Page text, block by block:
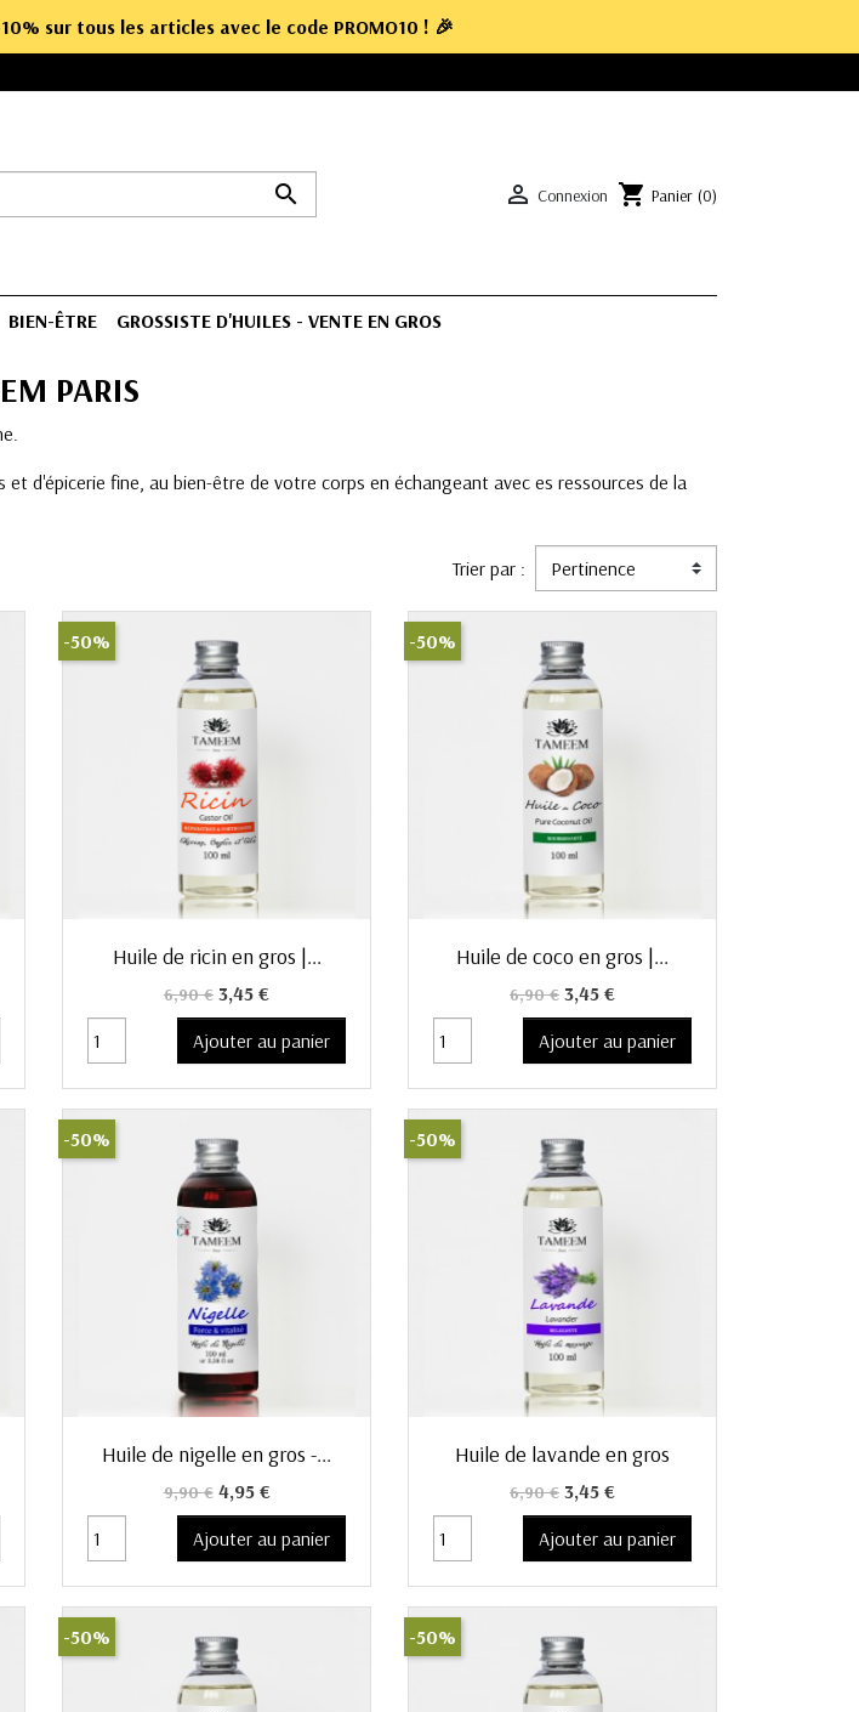
sur tous les articles avec le code PROMO10 ! 🎉
  Connexion shopping_cart Panier (0)
BIEN-ÊTRE GROSSISTE D'HUILES - VENTE EN GROS
PARIS
d'épicerie fine, au bien-être de votre corps en échangeant avec es ressources de la
Trier par :
 Aperçu rapide
Huile de ricin en gros |...
Prix de base
6,90 € Prix
3,45 €
Ajouter au panier
-50%

Huile de coco en gros |...
Prix de base
6,90 € Prix
3,45 €
Ajouter au panier
-50%
 Aperçu rapide
Huile de nigelle en gros -...
Prix de base
9,90 € Prix
4,95 €
Ajouter au panier
-50%
 Aperçu rapide
Huile de lavande en gros
Prix de base
6,90 € Prix
3,45 €
Ajouter au panier
-50%
-50% -50%